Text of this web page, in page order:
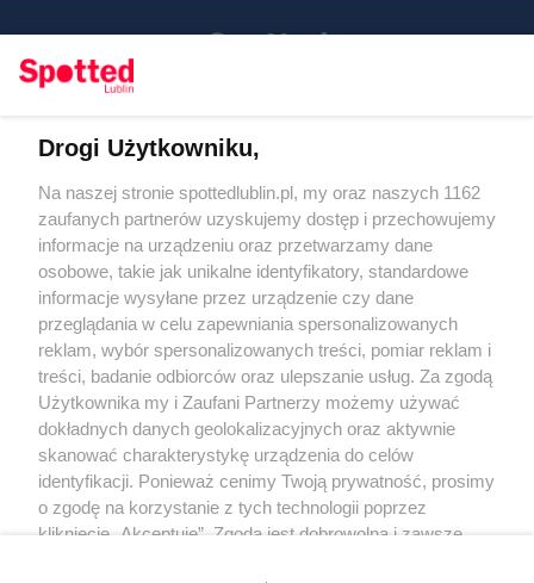
KATEGORIE
OGŁOSZENIA
WYDARZENIA
NA SKRÓTY
Regulamin
Polityka prywatności
RODO
Warunki korzystania z treści
Drogi Użytkowniku,
Na naszej stronie spottedlublin.pl, my oraz naszych 1162
zaufanych partnerów uzyskujemy dostęp i przechowujemy
informacje na urządzeniu oraz przetwarzamy dane
osobowe, takie jak unikalne identyfikatory, standardowe
informacje wysyłane przez urządzenie czy dane
przeglądania w celu zapewniania spersonalizowanych
reklam, wybór spersonalizowanych treści, pomiar reklam i
treści, badanie odbiorców oraz ulepszanie usług. Za zgodą
Użytkownika my i Zaufani Partnerzy możemy używać
dokładnych danych geolokalizacyjnych oraz aktywnie
skanować charakterystykę urządzenia do celów
identyfikacji. Ponieważ cenimy Twoją prywatność, prosimy
o zgodę na korzystanie z tych technologii poprzez
kliknięcie „Akceptuję”. Zgoda jest dobrowolna i zawsze